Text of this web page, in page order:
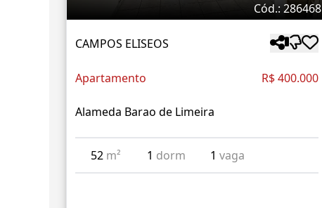
Cód.: 286468
CAMPOS ELISEOS
Apartamento R$ 400.000
Alameda Barao de Limeira
52 m² 1 dorm 1 vaga